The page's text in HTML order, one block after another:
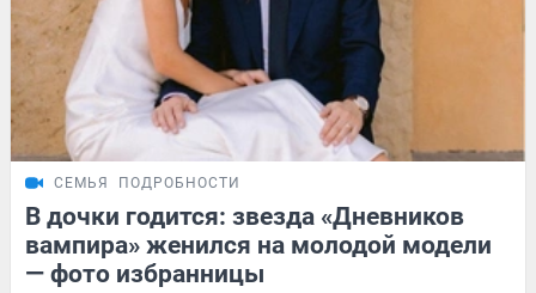
СЕМЬЯ ПОДРОБНОСТИ
В дочки годится: звезда «Дневников
вампира» женился на молодой модели
— фото избранницы